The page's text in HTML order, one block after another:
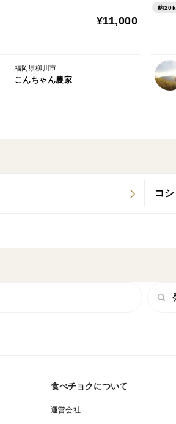
コ
¥11,000
福岡県柳川市
こんちゃん農家
約
食べチョクについて
運営会社